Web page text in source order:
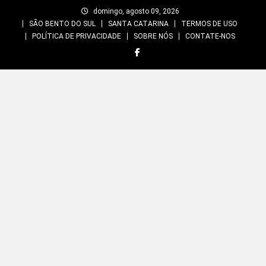
domingo, agosto 09, 2026
SÃO BENTO DO SUL
SANTA CATARINA
TERMOS DE USO
POLÍTICA DE PRIVACIDADE
SOBRE NÓS CONTATE-NOS